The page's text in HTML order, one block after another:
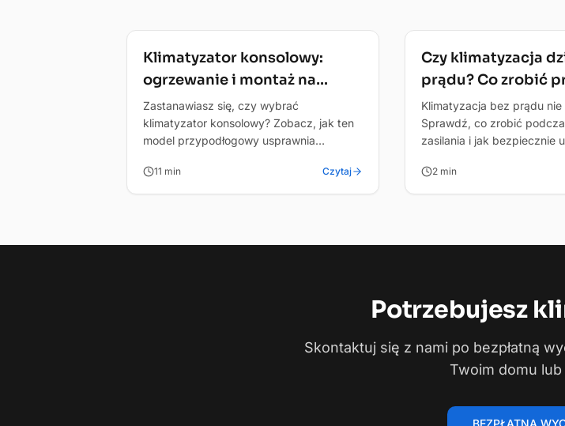
Technologia
Klimatyzator konsolowy:
ogrzewanie i montaż na
poddaszu
Zastanawiasz się, czy wybrać
klimatyzator konsolowy? Zobacz, jak ten
model przypodłogowy usprawnia
na poddaszu.
11 min Czytaj
Technologia
Czy klimatyzacja
prądu? Co zrobić
zasilania
Klimatyzacja bez prądu nie
Sprawdź, co zrobić
zasilania i jak bezpiecznie
2 min
Potrzebujesz
Skontaktuj się z nami po bezpłatną
Twoim domu
BEZPŁATNA